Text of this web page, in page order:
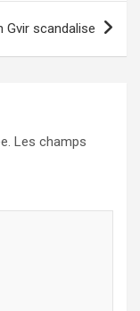
Gvir scandalise
Les champs